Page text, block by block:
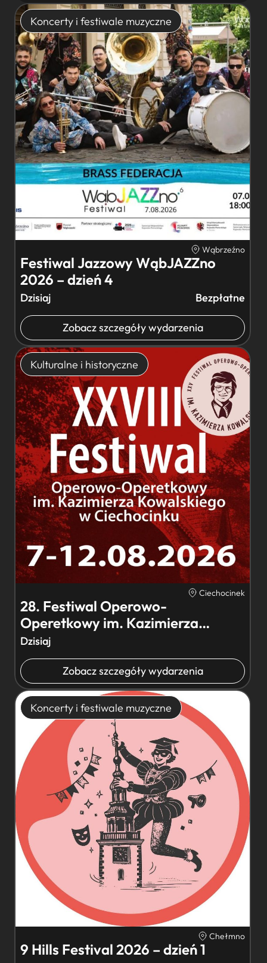
Koncerty i festiwale muzyczne
Wąbrzeźno
Festiwal Jazzowy WąbJAZZno
2026 – dzień 4
Dzisiaj Bezpłatne
Zobacz szczegóły wydarzenia
Kulturalne i historyczne
Ciechocinek
28. Festiwal Operowo-
Operetkowy im. Kazimierza
Kowalskiego –…
Dzisiaj
Zobacz szczegóły wydarzenia
Koncerty i festiwale muzyczne
Chełmno
9 Hills Festival 2026 – dzień 1